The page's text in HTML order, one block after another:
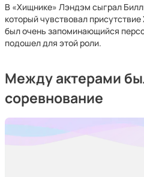
В «Хищнике» Лэндэм сыграл
который чувствовал
был очень запоминающийся
подошел для этой роли.
Между актерами
соревнование